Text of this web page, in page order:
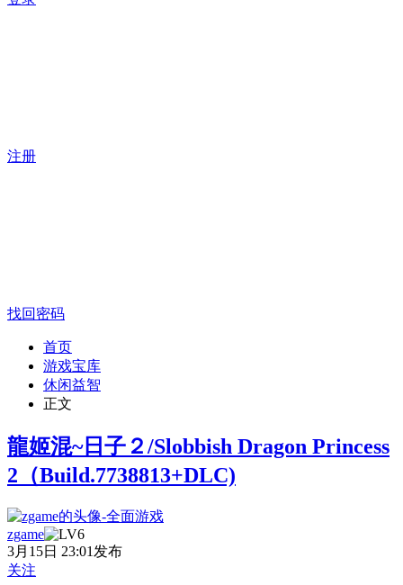
注册
找回密码
首页
游戏宝库
休闲益智
正文
龍姬混~日子２/Slobbish Dragon Princess
2（Build.7738813+DLC)
zgame
3月15日 23:01发布
关注